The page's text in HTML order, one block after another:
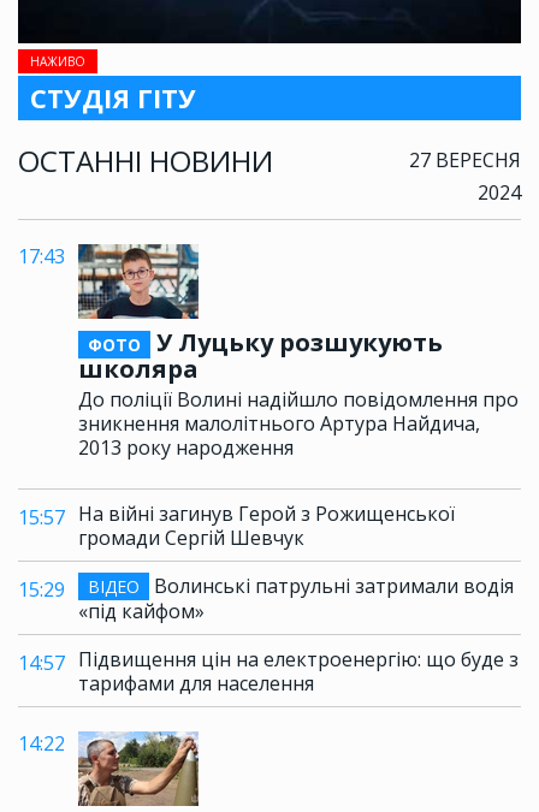
НАЖИВО
СТУДІЯ ГІТУ
ОСТАННІ НОВИНИ
27 ВЕРЕСНЯ
2024
17:43
ФОТО
У Луцьку розшукують
школяра
До поліції Волині надійшло повідомлення про
зникнення малолітнього Артура Найдича,
2013 року народження
15:57 На війні загинув Герой з Рожищенської
громади Сергій Шевчук
15:29
ВІДЕО
Волинські патрульні затримали водія
«під кайфом»
14:57 Підвищення цін на електроенергію: що буде з
тарифами для населення
14:22